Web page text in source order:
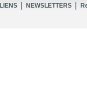
LIENS NEWSLETTERS